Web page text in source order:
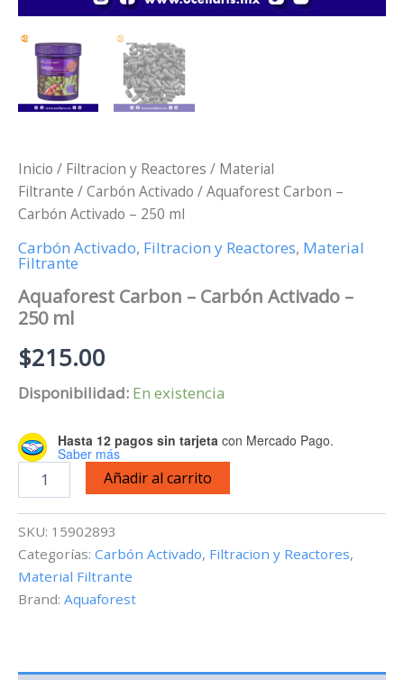
Inicio / Filtracion y Reactores / Material
Filtrante /Carbón Activado / Aquaforest Carbon –
Carbón Activado – 250 ml
Carbón Activado, Filtracion y Reactores, Material
Filtrante
Aquaforest Carbon – Carbón Activado –
250 ml
$215.00
Disponibilidad: En existencia
Hasta 12 pagos sin tarjeta con Mercado Pago.
Saber más
Carbon
Activado
-
250
ml
Añadir al carrito
SKU: 15902893
Categorías: Carbón Activado, Filtracion y Reactores,
Material Filtrante
Brand: Aquaforest